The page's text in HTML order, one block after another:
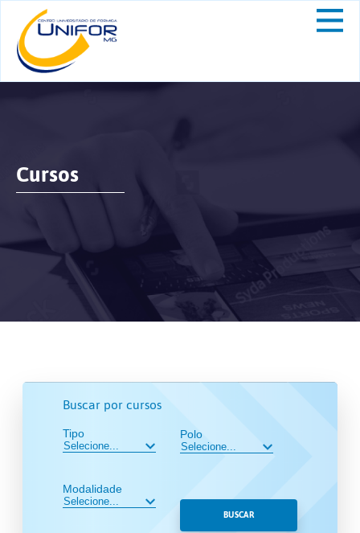
Cursos
Buscar por cursos
Tipo
Modalidade
Polo
BUSCAR